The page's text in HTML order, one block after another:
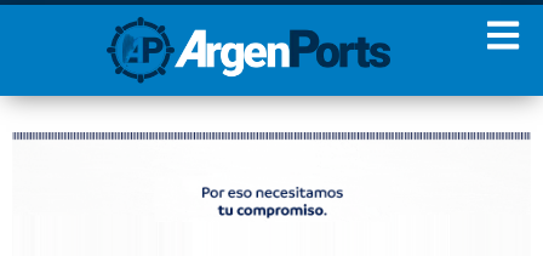
¡Sumate a nuestro
Newsletter!
Apellidos